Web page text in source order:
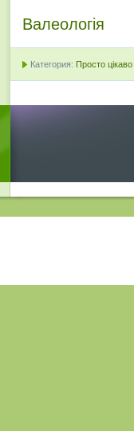
Валеологія
Категория: Просто цікаво